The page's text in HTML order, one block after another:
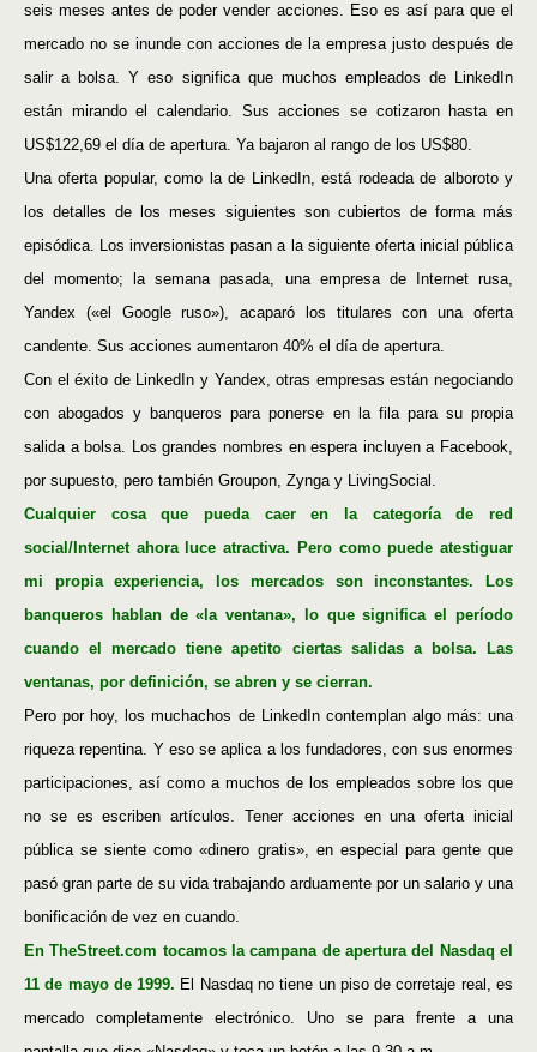
seis meses antes de poder vender acciones. Eso es así para que el
mercado no se inunde con acciones de la empresa justo después de
salir a bolsa. Y eso significa que muchos empleados de LinkedIn
están mirando el calendario. Sus acciones se cotizaron hasta en
US$122,69 el día de apertura. Ya bajaron al rango de los US$80.
Una oferta popular, como la de LinkedIn, está rodeada de alboroto y
los detalles de los meses siguientes son cubiertos de forma más
episódica. Los inversionistas pasan a la siguiente oferta inicial pública
del momento; la semana pasada, una empresa de Internet rusa,
Yandex («el Google ruso»), acaparó los titulares con una oferta
candente. Sus acciones aumentaron 40% el día de apertura.
Con el éxito de LinkedIn y Yandex, otras empresas están negociando
con abogados y banqueros para ponerse en la fila para su propia
salida a bolsa. Los grandes nombres en espera incluyen a Facebook,
por supuesto, pero también Groupon, Zynga y LivingSocial.
Cualquier cosa que pueda caer en la categoría de red
social/Internet ahora luce atractiva. Pero como puede atestiguar
mi propia experiencia, los mercados son inconstantes. Los
banqueros hablan de «la ventana», lo que significa el período
cuando el mercado tiene apetito ciertas salidas a bolsa. Las
ventanas, por definición, se abren y se cierran.
Pero por hoy, los muchachos de LinkedIn contemplan algo más: una
riqueza repentina. Y eso se aplica a los fundadores, con sus enormes
participaciones, así como a muchos de los empleados sobre los que
no se es escriben artículos. Tener acciones en una oferta inicial
pública se siente como «dinero gratis», en especial para gente que
pasó gran parte de su vida trabajando arduamente por un salario y una
bonificación de vez en cuando.
En TheStreet.com tocamos la campana de apertura del Nasdaq el
11 de mayo de 1999. El Nasdaq no tiene un piso de corretaje real, es
mercado completamente electrónico. Uno se para frente a una